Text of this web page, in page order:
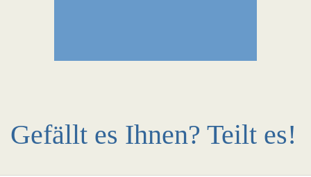
Gefällt es Ihnen? Teilt es!